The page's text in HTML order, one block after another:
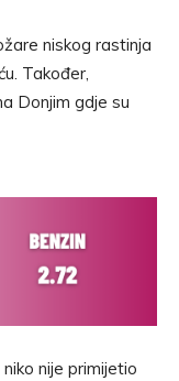
niskog rastinja
Također,
Donjim gdje su
nije primijetio